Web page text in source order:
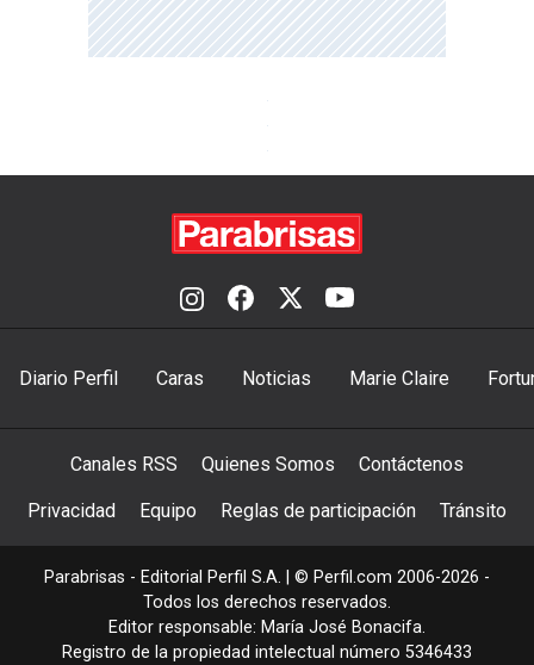
Diario Perfil Caras Noticias Marie Claire
Canales RSS Quienes Somos Contáctenos
Privacidad Equipo Reglas de participación Tránsito
Parabrisas - Editorial Perfil S.A. | © Perfil.com 2006-2026 -
Todos los derechos reservados.
Editor responsable: María José Bonacifa.
Registro de la propiedad intelectual número 5346433